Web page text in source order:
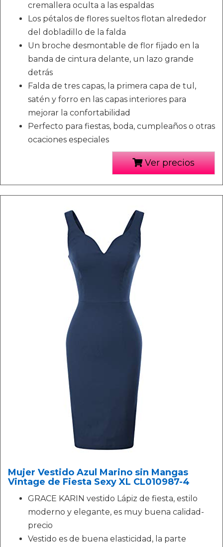
cremallera oculta a las espaldas
Los pétalos de flores sueltos flotan alrededor
del dobladillo de la falda
Un broche desmontable de flor fijado en la
banda de cintura delante, un lazo grande
detrás
Falda de tres capas, la primera capa de tul,
satén y forro en las capas interiores para
mejorar la confortabilidad
Perfecto para fiestas, boda, cumpleaños o otras
ocaciones especiales
Ver precios
Mujer Vestido Azul Marino sin Mangas
Vintage de Fiesta Sexy XL CL010987-4
GRACE KARIN vestido Lápiz de fiesta, estilo
moderno y elegante, es muy buena calidad-
precio
Vestido es de buena elasticidad, la parte